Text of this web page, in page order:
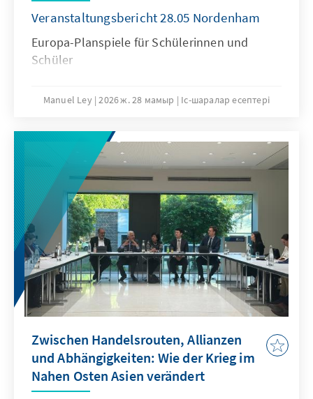
und die Konsequenzen der Zeitenwende.
Veranstaltungsbericht 28.05 Nordenham
Europa-Planspiele für Schülerinnen und
Schüler
Manuel Ley 2026 ж. 28 мамыр Іс-шаралар есептері
Zwischen Handelsrouten, Allianzen
und Abhängigkeiten: Wie der Krieg im
Nahen Osten Asien verändert